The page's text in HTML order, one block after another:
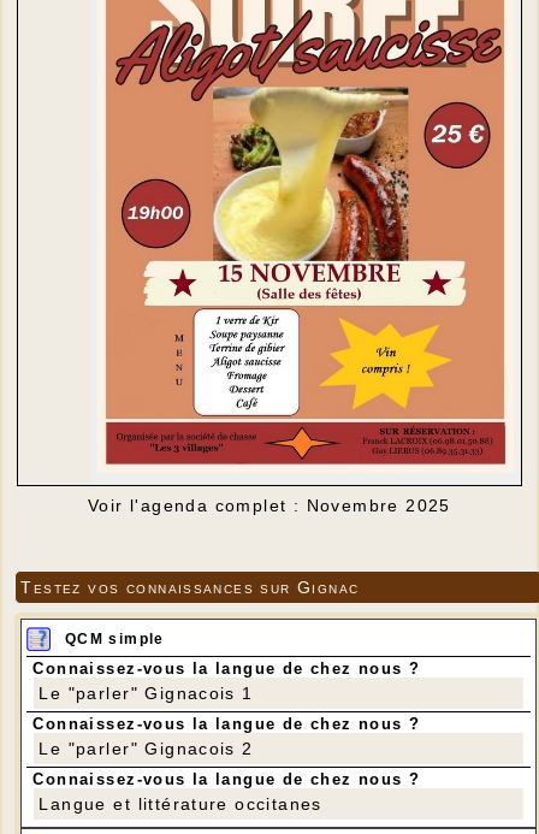
Voir l'agenda complet : Novembre 2025
Testez vos connaissances sur Gignac
QCM simple
Connaissez-vous la langue de chez nous ?
Le "parler" Gignacois 1
Connaissez-vous la langue de chez nous ?
Le "parler" Gignacois 2
Connaissez-vous la langue de chez nous ?
Langue et littérature occitanes